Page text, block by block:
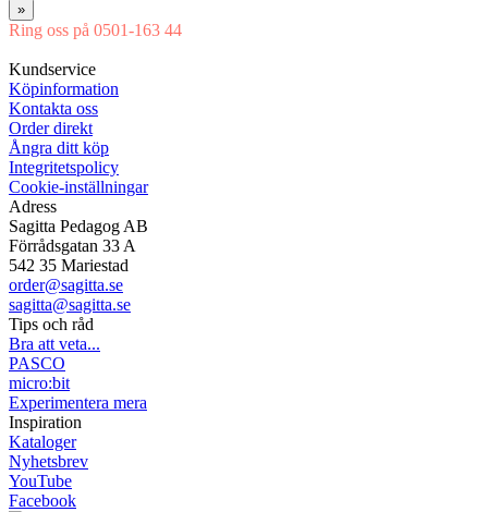
»
Ring oss på 0501-163 44
Kundservice
Köpinformation
Kontakta oss
Order direkt
Ångra ditt köp
Integritetspolicy
Cookie-inställningar
Adress
Sagitta Pedagog AB
Förrådsgatan 33 A
542 35 Mariestad
order@sagitta.se
sagitta@sagitta.se
Tips och råd
Bra att veta...
PASCO
micro:bit
Experimentera mera
Inspiration
Kataloger
Nyhetsbrev
YouTube
Facebook